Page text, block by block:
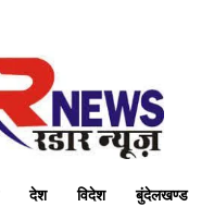
देश विदेश बुंदेलखण्ड